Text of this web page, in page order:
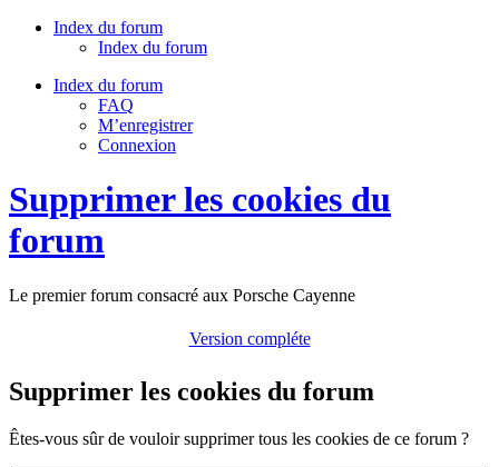
Index du forum
Index du forum
Index du forum
FAQ
M’enregistrer
Connexion
Supprimer les cookies du
forum
Le premier forum consacré aux Porsche Cayenne
Version compléte
Supprimer les cookies du forum
Êtes-vous sûr de vouloir supprimer tous les cookies de ce forum ?